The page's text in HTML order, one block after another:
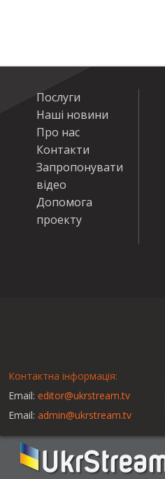
Послуги
Наші новини
Про нас
Контакти
Запропонувати
відео
Допомога
проекту
Контактна інформація:
Email: editor@ukrstream.tv
Email: admin@ukrstream.tv